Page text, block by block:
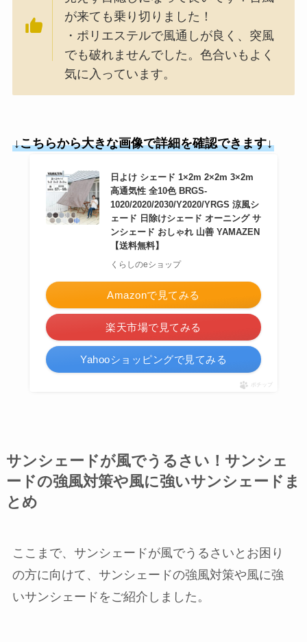
が来ても乗り切りました！
・ポリエステルで風通しが良く、突風
でも破れませんでした。色合いもよく
気に入っています。
↓こちらから大きな画像で詳細を確認できます↓
日よけ シェード 1×2m 2×2m 3×2m
高通気性 全10色 BRGS-
1020/2020/2030/Y2020/YRGS 涼風シ
ェード 日除けシェード オーニング サ
ンシェード おしゃれ 山善 YAMAZEN
【送料無料】
くらしのeショップ
Amazonで見てみる
楽天市場で見てみる
Yahooショッピングで見てみる
ポチップ
サンシェードが風でうるさい！サンシェ
ードの強風対策や風に強いサンシェードま
とめ
ここまで、サンシェードが風でうるさいとお困り
の方に向けて、サンシェードの強風対策や風に強
いサンシェードをご紹介しました。